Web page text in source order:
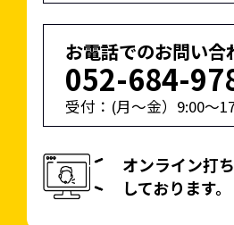
・パワーポイント形式
(.pptx)
※テキストやロゴを自由
に変更してご利用くださ
い。
に
い。
お電話でのお問い合
052-684-
受付：(月〜金） 9:00〜
オンライン打
しております。